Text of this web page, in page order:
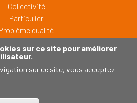
Collectivité
Particulier
Problème qualité
Private Label
Liégeois. Tous droits réservés.
sur ce site pour améliorer
sur ce site, vous acceptez